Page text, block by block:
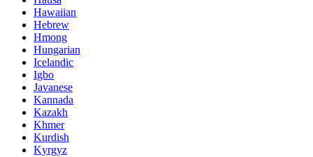
Hawaiian
Hebrew
Hmong
Hungarian
Icelandic
Igbo
Javanese
Kannada
Kazakh
Khmer
Kurdish
Kyrgyz